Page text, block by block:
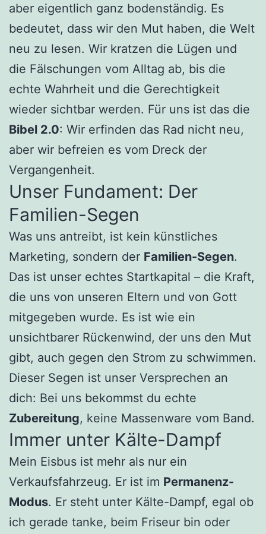
aber eigentlich ganz bodenständig. Es
bedeutet, dass wir den Mut haben, die Welt
neu zu lesen. Wir kratzen die Lügen und
die Fälschungen vom Alltag ab, bis die
echte Wahrheit und die Gerechtigkeit
wieder sichtbar werden. Für uns ist das die
Bibel 2.0: Wir erfinden das Rad nicht neu,
aber wir befreien es vom Dreck der
Vergangenheit.
Unser Fundament: Der
Familien-Segen
Was uns antreibt, ist kein künstliches
Marketing, sondern der Familien-Segen.
Das ist unser echtes Startkapital – die Kraft,
die uns von unseren Eltern und von Gott
mitgegeben wurde. Es ist wie ein
unsichtbarer Rückenwind, der uns den Mut
gibt, auch gegen den Strom zu schwimmen.
Dieser Segen ist unser Versprechen an
dich: Bei uns bekommst du echte
Zubereitung, keine Massenware vom Band.
Immer unter Kälte-Dampf
Mein Eisbus ist mehr als nur ein
Verkaufsfahrzeug. Er ist im Permanenz-
Modus. Er steht unter Kälte-Dampf, egal ob
ich gerade tanke, beim Friseur bin oder